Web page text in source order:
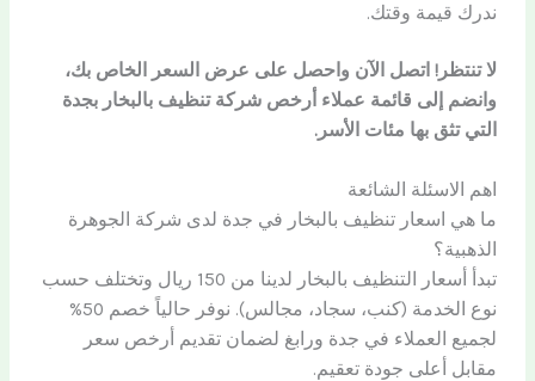
ندرك قيمة وقتك.
لا تنتظر! اتصل الآن واحصل على عرض السعر الخاص بك،
وانضم إلى قائمة عملاء أرخص شركة تنظيف بالبخار بجدة
التي تثق بها مئات الأسر.
اهم الاسئلة الشائعة
ما هي اسعار تنظيف بالبخار في جدة لدى شركة الجوهرة
الذهبية؟
تبدأ أسعار التنظيف بالبخار لدينا من 150 ريال وتختلف حسب
نوع الخدمة (كنب، سجاد، مجالس). نوفر حالياً خصم 50%
لجميع العملاء في جدة ورابغ لضمان تقديم أرخص سعر
مقابل أعلى جودة تعقيم.